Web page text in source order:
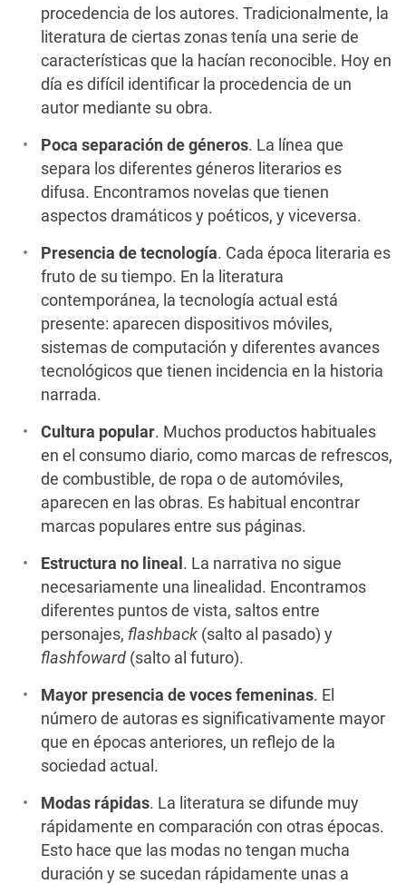
procedencia de los autores. Tradicionalmente, la
literatura de ciertas zonas tenía una serie de
características que la hacían reconocible. Hoy en
día es difícil identificar la procedencia de un
autor mediante su obra.
Poca separación de géneros. La línea que
separa los diferentes géneros literarios es
difusa. Encontramos novelas que tienen
aspectos dramáticos y poéticos, y viceversa.
Presencia de tecnología. Cada época literaria es
fruto de su tiempo. En la literatura
contemporánea, la tecnología actual está
presente: aparecen dispositivos móviles,
sistemas de computación y diferentes avances
tecnológicos que tienen incidencia en la historia
narrada.
Cultura popular. Muchos productos habituales
en el consumo diario, como marcas de refrescos,
de combustible, de ropa o de automóviles,
aparecen en las obras. Es habitual encontrar
marcas populares entre sus páginas.
Estructura no lineal . La narrativa no sigue
necesariamente una linealidad. Encontramos
diferentes puntos de vista, saltos entre
personajes, flashback (salto al pasado) y
flashfoward (salto al futuro).
Mayor presencia de voces femeninas. El
número de autoras es significativamente mayor
que en épocas anteriores, un reflejo de la
sociedad actual.
Modas rápidas. La literatura se difunde muy
rápidamente en comparación con otras épocas.
Esto hace que las modas no tengan mucha
duración y se sucedan rápidamente unas a